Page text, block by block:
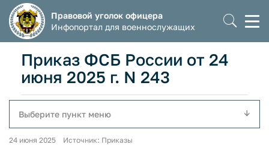
Правовой уголок офицера
Инфопортал для военнослужащих
Приказ ФСБ России от 24
июня 2025 г. N 243
Выберите пункт меню
24 июня 2025 Источник: Приказы